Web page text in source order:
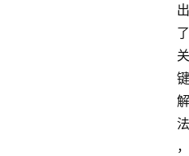
出
了
关
键
解
法
，